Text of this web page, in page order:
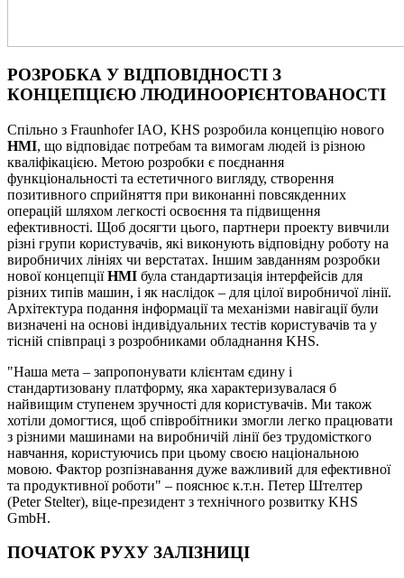
РОЗРОБКА У ВІДПОВІДНОСТІ З
КОНЦЕПЦІЄЮ ЛЮДИНООРІЄНТОВАНОСТІ
Спільно з Fraunhofer IAO, KHS розробила концепцію нового
HMI, що відповідає потребам та вимогам людей із різною
кваліфікацією. Метою розробки є поєднання
функціональності та естетичного вигляду, створення
позитивного сприйняття при виконанні повсякденних
операцій шляхом легкості освоєння та підвищення
ефективності. Щоб досягти цього, партнери проекту вивчили
різні групи користувачів, які виконують відповідну роботу на
виробничих лініях чи верстатах. Іншим завданням розробки
нової концепціїHMI була стандартизація інтерфейсів для
різних типів машин, і як наслідок – для цілої виробничої лінії.
Архітектура подання інформації та механізми навігації були
визначені на основі індивідуальних тестів користувачів та у
тісній співпраці з розробниками обладнання KHS.
"Наша мета – запропонувати клієнтам єдину і
стандартизовану платформу, яка характеризувалася б
найвищим ступенем зручності для користувачів. Ми також
хотіли домогтися, щоб співробітники змогли легко працювати
з різними машинами на виробничій лінії без трудомісткого
навчання, користуючись при цьому своєю національною
мовою. Фактор розпізнавання дуже важливий для ефективної
та продуктивної роботи" – пояснює к.т.н. Петер Штелтер
(Peter Stelter), віце-президент з технічного розвитку KHS
GmbH.
ПОЧАТОК РУХУ ЗАЛІЗНИЦІ